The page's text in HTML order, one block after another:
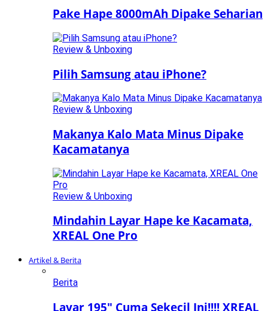
Pake Hape 8000mAh Dipake Seharian
Review & Unboxing
Pilih Samsung atau iPhone?
Review & Unboxing
Makanya Kalo Mata Minus Dipake
Kacamatanya
Review & Unboxing
Mindahin Layar Hape ke Kacamata,
XREAL One Pro
Artikel & Berita
Berita
Layar 195″ Cuma Sekecil Ini!!!! XREAL